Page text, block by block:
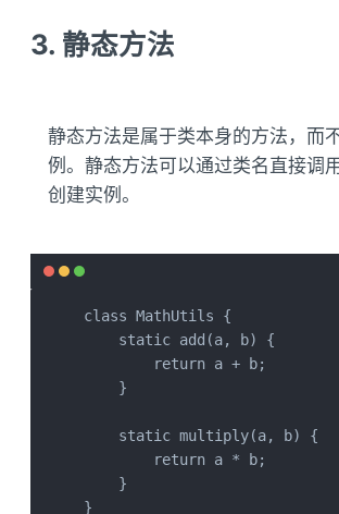
3. 静态方法
静态方法是属于类本身的方法，而
例。静态方法可以通过类名直接调
创建实例。
class MathUtils {
    static add(a, b) {
        return a + b;
    }
    static multiply(a, b) {
        return a * b;
    }
}